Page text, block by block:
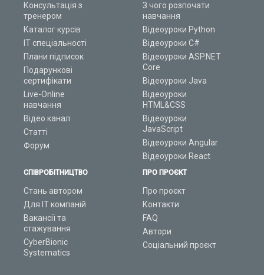
Консультація з
тренером
Каталог курсів
ІТ спеціальності
Плани підписок
Подарункові
сертифікати
Live-Online
навчання
Відео канал
Статті
Форум
З чого розпочати
навчання
Відеоуроки Python
Відеоуроки C#
Відеоуроки ASP.NET
Core
Відеоуроки Java
Відеоуроки
HTML&CSS
Відеоуроки
JavaScript
Відеоуроки Angular
Відеоуроки React
СПІВРОБІТНИЦТВО
Стань автором
Для ІТ компаній
Вакансії та
стажування
CyberBionic
Systematics
ПРО ПРОЄКТ
Про проєкт
Контакти
FAQ
Автори
Соціальний проєкт